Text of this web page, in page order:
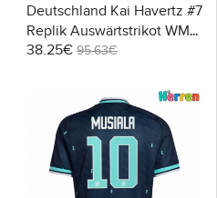
Deutschland Kai Havertz #7
Replik Auswärtstrikot WM
2026 Kurzarm
38.25€ 95.63€